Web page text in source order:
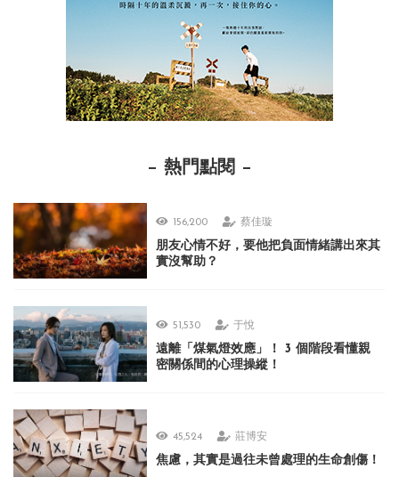
熱門點閱
156,200 蔡佳璇
朋友心情不好，要他把負面情緒講出來其
實沒幫助？
51,530 于悅
遠離「煤氣燈效應」！ 3 個階段看懂親
密關係間的心理操縱！
45,524 莊博安
焦慮，其實是過往未曾處理的生命創傷！